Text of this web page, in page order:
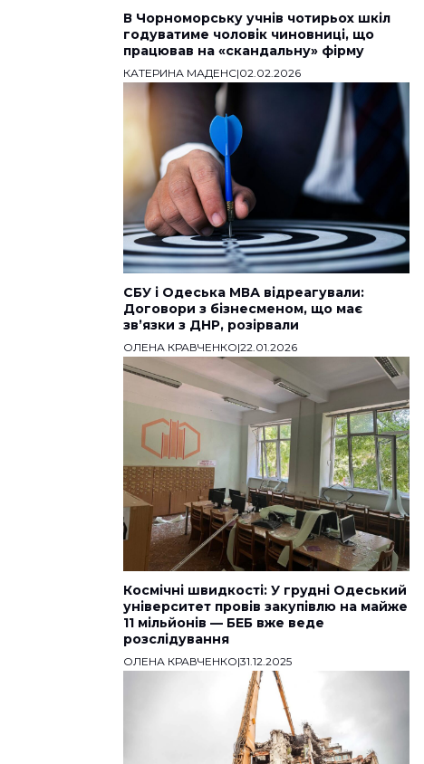
В Чорноморську учнів чотирьох шкіл
годуватиме чоловік чиновниці, що
працював на «скандальну» фірму
КАТЕРИНА МАДЕНС|02.02.2026
СБУ і Одеська МВА відреагували:
Договори з бізнесменом, що має
звʼязки з ДНР, розірвали
ОЛЕНА КРАВЧЕНКО|22.01.2026
Космічні швидкості: У грудні Одеський
університет провів закупівлю на майже
11 мільйонів — БЕБ вже веде
розслідування
ОЛЕНА КРАВЧЕНКО|31.12.2025